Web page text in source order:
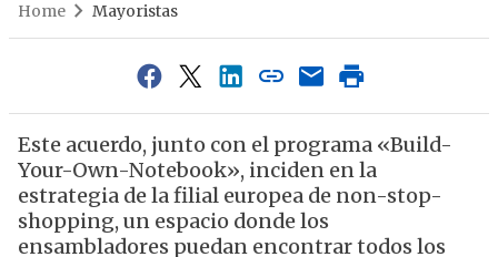
Home Mayoristas
Este acuerdo, junto con el programa «Build-
Your-Own-Notebook», inciden en la
estrategia de la filial europea de non-stop-
shopping, un espacio donde los
ensambladores puedan encontrar todos los